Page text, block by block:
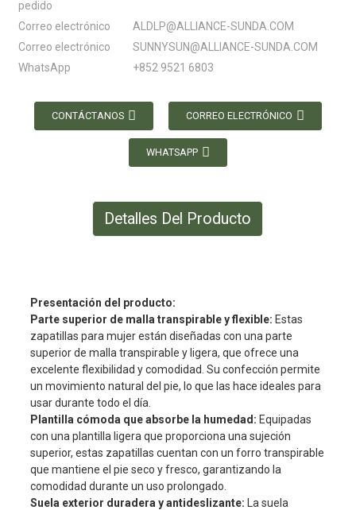
pedido
Correo electrónico
ALDLP@ALLIANCE-SUNDA.COM
Correo electrónico
SUNNYSUN@ALLIANCE-SUNDA.COM
WhatsApp
+852 9521 6803
CONTÁCTANOS CORREO ELECTRÓNICO
WHATSAPP
Detalles Del Producto
Presentación del producto:
Parte superior de malla transpirable y flexible: Estas
zapatillas para mujer están diseñadas con una parte
superior de malla transpirable y ligera, que ofrece una
excelente flexibilidad y comodidad. Su confección permite
un movimiento natural del pie, lo que las hace ideales para
usar durante todo el día.
Plantilla cómoda que absorbe la humedad: Equipadas
con una plantilla ligera que proporciona una sujeción
superior, estas zapatillas cuentan con un forro transpirable
que mantiene el pie seco y fresco, garantizando la
comodidad durante un uso prolongado.
Suela exterior duradera y antideslizante: La suela